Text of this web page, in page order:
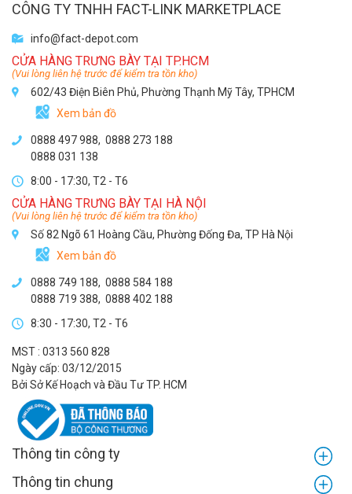
CÔNG TY TNHH FACT-LINK MARKETPLACE
info@fact-depot.com
CỬA HÀNG TRƯNG BÀY TẠI TP.HCM
(Vui lòng liên hệ trước để kiểm tra tồn kho)
602/43 Điện Biên Phủ, Phường Thạnh Mỹ Tây, TPHCM
Xem bản đồ
0888 497 988, 0888 273 188
0888 031 138
8:00 - 17:30, T2 - T6
CỬA HÀNG TRƯNG BÀY TẠI HÀ NỘI
(Vui lòng liên hệ trước để kiểm tra tồn kho)
Số 82 Ngõ 61 Hoàng Cầu, Phường Đống Đa, TP Hà Nội
Xem bản đồ
0888 749 188, 0888 584 188
0888 719 388, 0888 402 188
8:30 - 17:30, T2 - T6
MST : 0313 560 828
Ngày cấp: 03/12/2015
Bởi Sở Kế Hoạch và Đầu Tư TP. HCM
Thông tin công ty
Thông tin chung